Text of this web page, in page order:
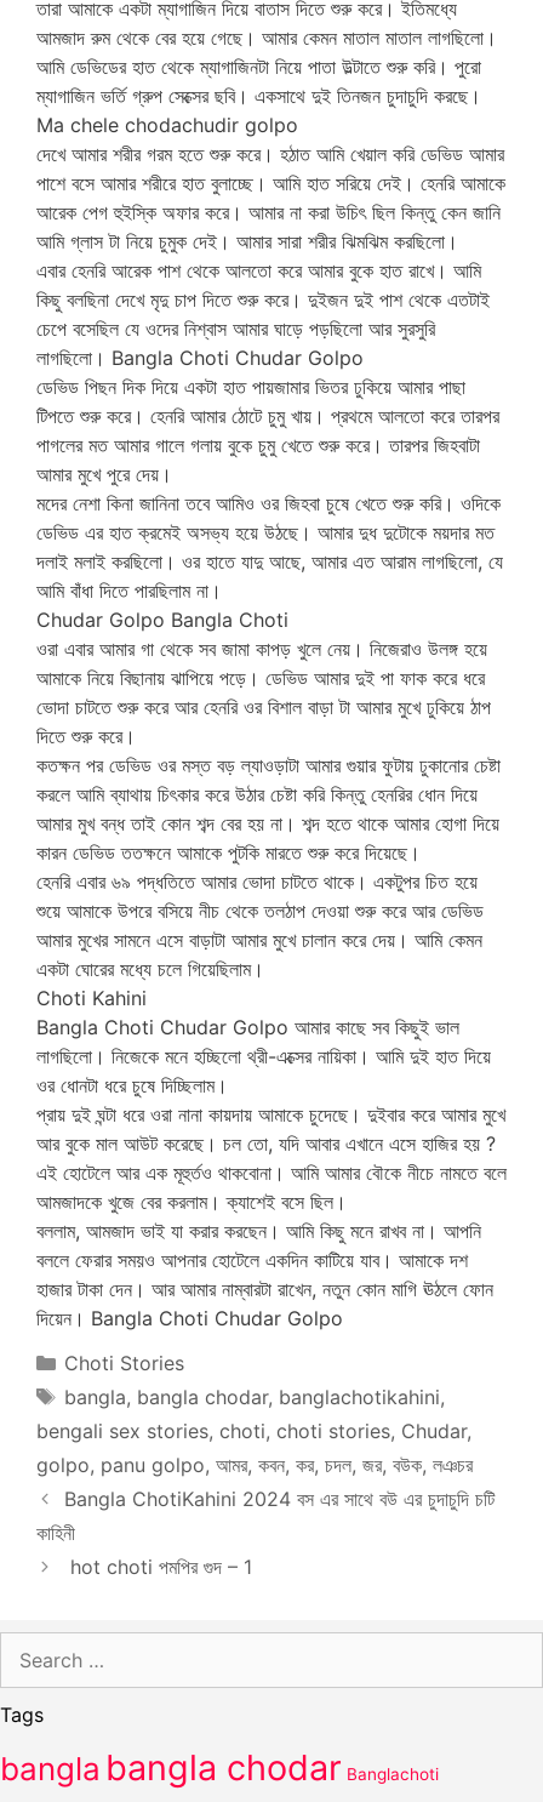
তারা আমাকে একটা ম্যাগাজিন দিয়ে বাতাস দিতে শুরু করে। ইতিমধ্যে
আমজাদ রুম থেকে বের হয়ে গেছে। আমার কেমন মাতাল মাতাল লাগছিলো।
আমি ডেভিডের হাত থেকে ম্যাগাজিনটা নিয়ে পাতা উল্টাতে শুরু করি। পুরো
ম্যাগাজিন ভর্তি গ্রুপ সেক্সের ছবি। একসাথে দুই তিনজন চুদাচুদি করছে।
Ma chele chodachudir golpo
দেখে আমার শরীর গরম হতে শুরু করে। হঠাত আমি খেয়াল করি ডেভিড আমার
পাশে বসে আমার শরীরে হাত বুলাচ্ছে। আমি হাত সরিয়ে দেই। হেনরি আমাকে
আরেক পেগ হুইস্কি অফার করে। আমার না করা উচিৎ ছিল কিন্তু কেন জানি
আমি গ্লাস টা নিয়ে চুমুক দেই। আমার সারা শরীর ঝিমঝিম করছিলো।
এবার হেনরি আরেক পাশ থেকে আলতো করে আমার বুকে হাত রাখে। আমি
কিছু বলছিনা দেখে মৃদু চাপ দিতে শুরু করে। দুইজন দুই পাশ থেকে এতটাই
চেপে বসেছিল যে ওদের নিশ্বাস আমার ঘাড়ে পড়ছিলো আর সুরসুরি
লাগছিলো। Bangla Choti Chudar Golpo
ডেভিড পিছন দিক দিয়ে একটা হাত পায়জামার ভিতর ঢুকিয়ে আমার পাছা
টিপতে শুরু করে। হেনরি আমার ঠোটে চুমু খায়। প্রথমে আলতো করে তারপর
পাগলের মত আমার গালে গলায় বুকে চুমু খেতে শুরু করে। তারপর জিহবাটা
আমার মুখে পুরে দেয়।
মদের নেশা কিনা জানিনা তবে আমিও ওর জিহবা চুষে খেতে শুরু করি। ওদিকে
ডেভিড এর হাত ক্রমেই অসভ্য হয়ে উঠছে। আমার দুধ দুটোকে ময়দার মত
দলাই মলাই করছিলো। ওর হাতে যাদু আছে, আমার এত আরাম লাগছিলো, যে
আমি বাঁধা দিতে পারছিলাম না।
Chudar Golpo Bangla Choti
ওরা এবার আমার গা থেকে সব জামা কাপড় খুলে নেয়। নিজেরাও উলঙ্গ হয়ে
আমাকে নিয়ে বিছানায় ঝাপিয়ে পড়ে। ডেভিড আমার দুই পা ফাক করে ধরে
ভোদা চাটতে শুরু করে আর হেনরি ওর বিশাল বাড়া টা আমার মুখে ঢুকিয়ে ঠাপ
দিতে শুরু করে।
কতক্ষন পর ডেভিড ওর মস্ত বড় ল্যাওড়াটা আমার গুয়ার ফুটায় ঢুকানোর চেষ্টা
করলে আমি ব্যাথায় চিৎকার করে উঠার চেষ্টা করি কিন্তু হেনরির ধোন দিয়ে
আমার মুখ বন্ধ তাই কোন শব্দ বের হয় না। শব্দ হতে থাকে আমার হোগা দিয়ে
কারন ডেভিড ততক্ষনে আমাকে পুটকি মারতে শুরু করে দিয়েছে।
হেনরি এবার ৬৯ পদ্ধতিতে আমার ভোদা চাটতে থাকে। একটুপর চিত হয়ে
শুয়ে আমাকে উপরে বসিয়ে নীচ থেকে তলঠাপ দেওয়া শুরু করে আর ডেভিড
আমার মুখের সামনে এসে বাড়াটা আমার মুখে চালান করে দেয়। আমি কেমন
একটা ঘোরের মধ্যে চলে গিয়েছিলাম।
Choti Kahini
Bangla Choti Chudar Golpo আমার কাছে সব কিছুই ভাল
লাগছিলো। নিজেকে মনে হচ্ছিলো থ্রী-এক্সের নায়িকা। আমি দুই হাত দিয়ে
ওর ধোনটা ধরে চুষে দিচ্ছিলাম।
প্রায় দুই ঘন্টা ধরে ওরা নানা কায়দায় আমাকে চুদেছে। দুইবার করে আমার মুখে
আর বুকে মাল আউট করেছে। চল তো, যদি আবার এখানে এসে হাজির হয় ?
এই হোটেলে আর এক মূহুর্তও থাকবোনা। আমি আমার বৌকে নীচে নামতে বলে
আমজাদকে খুজে বের করলাম। ক্যাশেই বসে ছিল।
বললাম, আমজাদ ভাই যা করার করছেন। আমি কিছু মনে রাখব না। আপনি
বললে ফেরার সময়ও আপনার হোটেলে একদিন কাটিয়ে যাব। আমাকে দশ
হাজার টাকা দেন। আর আমার নাম্বারটা রাখেন, নতুন কোন মাগি ঊঠলে ফোন
দিয়েন। Bangla Choti Chudar Golpo
Categories
Choti Stories
Tags
bangla, bangla chodar, banglachotikahini,
bengali sex stories, choti, choti stories, Chudar,
golpo, panu golpo, আমর, কবন, কর, চদল, জর, বউক, লঞচর
Bangla ChotiKahini 2024 বস এর সাথে বউ এর চুদাচুদি চটি
কাহিনী
hot choti পমপির গুদ – 1
for:
Tags
bangla bangla chodar Banglachoti